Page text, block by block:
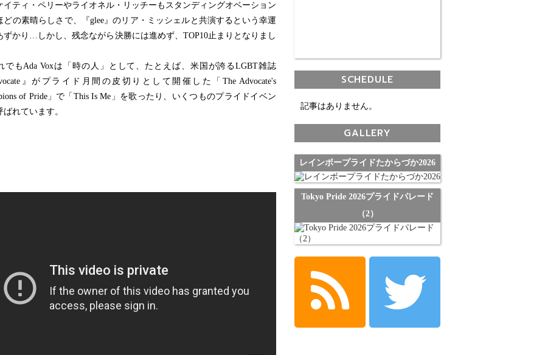
イティ・ペリーやライオネル・リッチーもスタンディングオベーション
どの素晴らしさで、『glee』のリア・ミッシェルと共演するという幸運
ずかり…しかし、残念ながら決勝には進めず、TOP10止まりとなりまし
もAda Voxは「時の人」として、たとえば、米国が誇るLGBT雑誌
』がプライド月間の皮切りとして開催した「The Advocate's
of Pride」で「This Is Me」を歌ったり、いくつものプライドイベン
ばれています。
SCHEDULE
記事はありません。
GALLERY
レインボープライドたからづか2026
Tokyo Pride 2026プライドパレード
（2）